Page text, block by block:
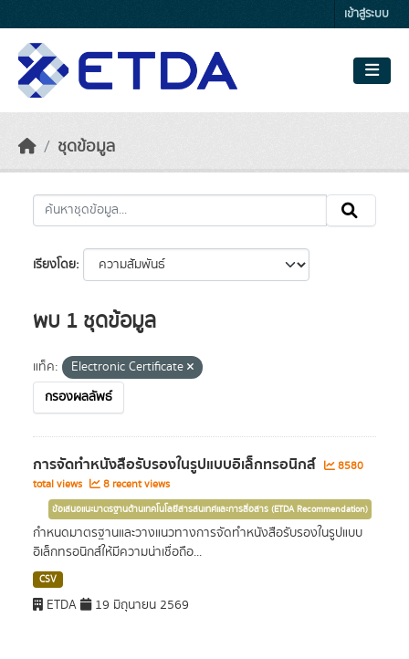
เข้าสู่ระบบ
ชุดข้อมูล
เรียงโดย
พบ 1 ชุดข้อมูล
แท็ค:
Electronic Certificate
กรองผลลัพธ์
การจัดทำหนังสือรับรองในรูปแบบอิเล็กทรอนิกส์
8580
total views
8 recent views
ข้อเสนอแนะมาตรฐานด้านเทคโนโลยีสารสนเทศและการสื่อสาร (ETDA Recommendation)
กำหนดมาตรฐานและวางแนวทางการจัดทำหนังสือรับรองในรูปแบบ
อิเล็กทรอนิกส์ให้มีความน่าเชื่อถือ...
CSV
ETDA 19 มิถุนายน 2569